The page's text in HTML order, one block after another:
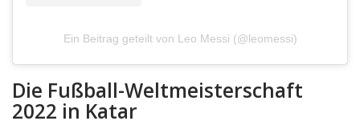
Ein Beitrag geteilt von Leo Messi (@leomessi)
Die Fußball-Weltmeisterschaft
2022 in Katar